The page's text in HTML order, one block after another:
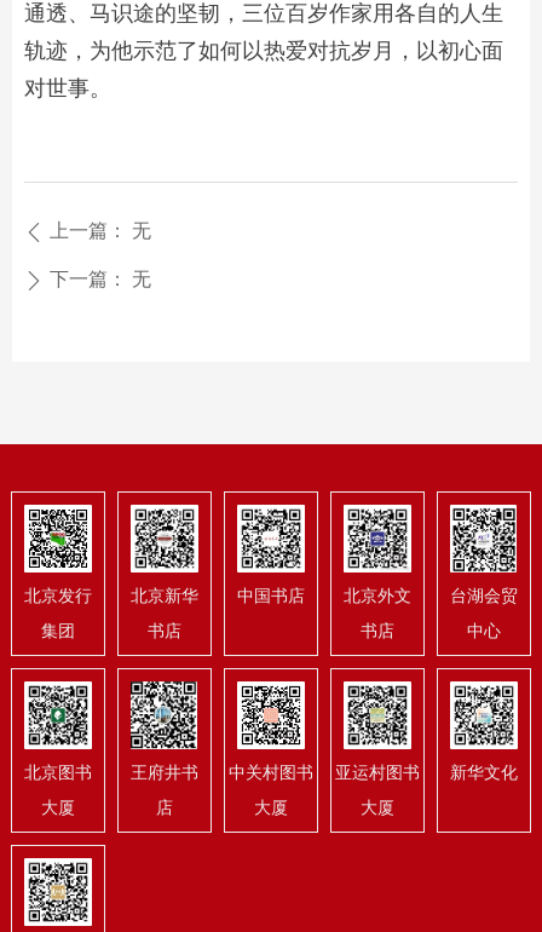
通透、马识途的坚韧，三位百岁作家用各自的人生
轨迹，为他示范了如何以热爱对抗岁月，以初心面
对世事。
ꄴ 上一篇： 无
ꄲ 下一篇： 无
北京发行
集团
北京新华
书店
中国书店
北京外文
书店
台湖会贸
中心
北京图书
大厦
王府井书
店
中关村图书
大厦
亚运村图书
大厦
新华文化